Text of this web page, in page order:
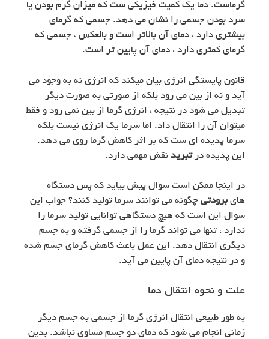
گرماست. دما یک کمیت فیزیکی ست که میزان گرم بودن یا
سرد بودن جسمی را نشان می دهد. جسمی که گرمای
بیشتری دارد ، دمای آن بالاتر است و بالعکس ، جسمی که
گرمای کمتری دارد ، دمای آن پایین تر است.
قانون پایستگی انرژی بیان میکند که انرژی نه به وجود می
آید و نه از بین می رود بلکه از صورتی به صورت دیگر
تبدیل می شود در نتیجه ، انرژی گرما از بین نمی رود و فقط
میتوان آن را انتقال داد. اما سرما یک انرژی نیست بلکه
سرما پدیده ای ست که بر اثر کاهش گرما روی می دهد.
این پدیده درتبرید نقش مهمی دارد.
در اینجا ممکن است سوال پیش بیاید که پس دستگاه
های برودتی چگونه می توانند سرما تولید کنند؟ جواب این
سوال این است که هیچ دستگاهی توانایی تولید سرما را
ندارد ، تنها می تواند گرما را از جسمی گرفته و به جسم
دیگری انتقال دهد. این عمل باعث کاهش گرمای جسم شده
و در نتیجه دمای آن پایین می آید.
علت و نحوه انتقال دما
به طور طبیعی انتقال انرژی گرما از جسمی به جسم دیگر
زمانی انجام می شود که دمای دو جسم مساوی نباشد. بدین